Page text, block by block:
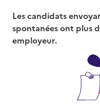
Les candidats
spontanées ont plus
employeur.